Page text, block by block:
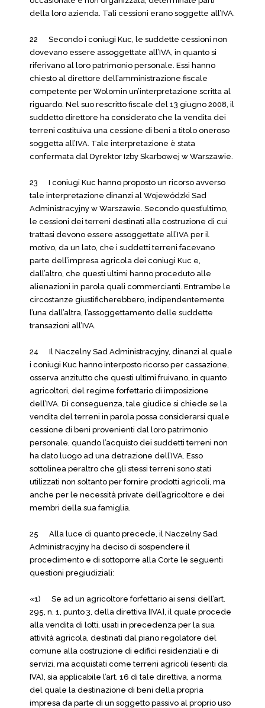
della loro azienda. Tali cessioni erano soggette all’IVA.
22 Secondo i coniugi Kuc, le suddette cessioni non
dovevano essere assoggettate all’IVA, in quanto si
riferivano al loro patrimonio personale. Essi hanno
chiesto al direttore dell’amministrazione fiscale
competente per Wolomin un’interpretazione scritta al
riguardo. Nel suo rescritto fiscale del 13 giugno 2008, il
suddetto direttore ha considerato che la vendita dei
terreni costituiva una cessione di beni a titolo oneroso
soggetta all’IVA. Tale interpretazione è stata
confermata dal Dyrektor Izby Skarbowej w Warszawie.
23 I coniugi Kuc hanno proposto un ricorso avverso
tale interpretazione dinanzi al Wojewódzki Sad
Administracyjny w Warszawie. Secondo quest’ultimo,
le cessioni dei terreni destinati alla costruzione di cui
trattasi devono essere assoggettate all’IVA per il
motivo, da un lato, che i suddetti terreni facevano
parte dell’impresa agricola dei coniugi Kuc e,
dall’altro, che questi ultimi hanno proceduto alle
alienazioni in parola quali commercianti. Entrambe le
circostanze giustificherebbero, indipendentemente
l’una dall’altra, l’assoggettamento delle suddette
transazioni all’IVA.
24 Il Naczelny Sad Administracyjny, dinanzi al quale
i coniugi Kuc hanno interposto ricorso per cassazione,
osserva anzitutto che questi ultimi fruivano, in quanto
agricoltori, del regime forfettario di imposizione
dell’IVA. Di conseguenza, tale giudice si chiede se la
vendita del terreni in parola possa considerarsi quale
cessione di beni provenienti dal loro patrimonio
personale, quando l’acquisto dei suddetti terreni non
ha dato luogo ad una detrazione dell’IVA. Esso
sottolinea peraltro che gli stessi terreni sono stati
utilizzati non soltanto per fornire prodotti agricoli, ma
anche per le necessità private dell’agricoltore e dei
membri della sua famiglia.
25 Alla luce di quanto precede, il Naczelny Sad
Administracyjny ha deciso di sospendere il
procedimento e di sottoporre alla Corte le seguenti
questioni pregiudiziali:
«1) Se ad un agricoltore forfettario ai sensi dell’art.
295, n. 1, punto 3, della direttiva [IVA], il quale procede
alla vendita di lotti, usati in precedenza per la sua
attività agricola, destinati dal piano regolatore del
comune alla costruzione di edifici residenziali e di
servizi, ma acquistati come terreni agricoli (esenti da
IVA), sia applicabile l’art. 16 di tale direttiva, a norma
del quale la destinazione di beni della propria
impresa da parte di un soggetto passivo al proprio uso